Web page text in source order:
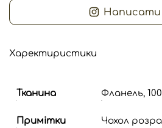
Написати
Харектиристики
Тканина Фланель,
Примітки
Чохол